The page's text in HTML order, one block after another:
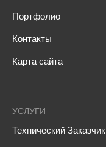
Портфолио
Контакты
Карта сайта
УСЛУГИ
Технический Заказчик